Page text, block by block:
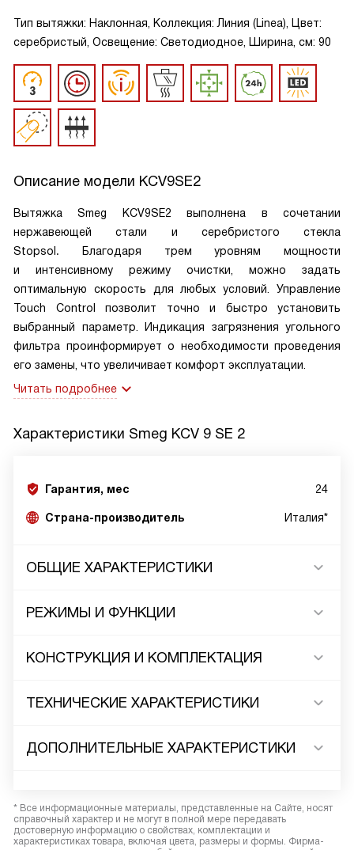
Тип вытяжки: Наклонная, Коллекция: Линия (Linea), Цвет:
серебристый, Освещение: Светодиодное, Ширина, см: 90
Описание модели KCV9SE2
Вытяжка Smeg KCV9SE2выполнена в сочетании
нержавеющей стали и серебристого стекла
Stopsol . Благодаря трем уровням мощности
и интенсивному режиму очистки, можно задать
оптимальную скорость для любых условий. Управление
Touch Control позволит точно и быстро установить
выбранный параметр. Индикация загрязнения угольного
фильтра проинформирует о необходимости проведения
его замены, что увеличивает комфорт эксплуатации.
Читать подробнее
Характеристики Smeg KCV 9 SE 2
Гарантия, мес 24
Страна-производитель Италия*
ОБЩИЕ ХАРАКТЕРИСТИКИ
РЕЖИМЫ И ФУНКЦИИ
КОНСТРУКЦИЯ И КОМПЛЕКТАЦИЯ
ТЕХНИЧЕСКИЕ ХАРАКТЕРИСТИКИ
ДОПОЛНИТЕЛЬНЫЕ ХАРАКТЕРИСТИКИ
* Все информационные материалы, представленные на Сайте, носят
справочный характер и не могут в полной мере передавать
достоверную информацию о свойствах, комплектации и
характеристиках товара, включая цвета, размеры и формы. Фирма-